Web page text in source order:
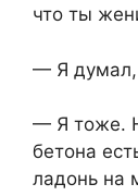
что ты
— Я думал,
— Я тоже.
бетона
ладонь на